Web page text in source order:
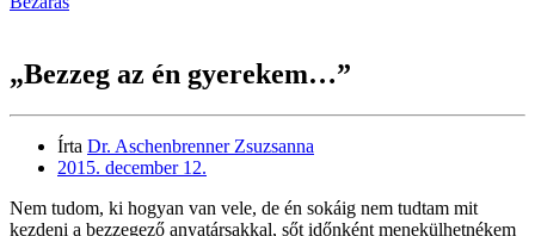
„Bezzeg az én gyerekem…”
Írta Dr. Aschenbrenner Zsuzsanna
2015. december 12.
Nem tudom, ki hogyan van vele, de én sokáig nem tudtam mit
kezdeni a bezzegező anyatársakkal, sőt időnként menekülhetnékem